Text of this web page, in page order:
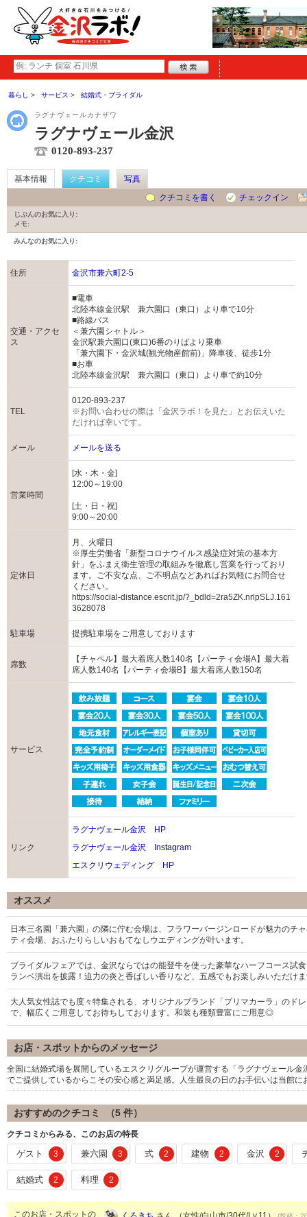
暮らし サービス 結婚式・ブライダル
ラグナヴェールカナザワ
ラグナヴェール金沢
0120-893-237
基本情報 クチコミ
写真
クチコミを書く
チェックイン
じぶんのお気に入り:
メモ:
みんなのお気に入り:
住所 金沢市兼六町2-5
交通・アクセ
ス
■電車
北陸本線金沢駅 兼六園口（東口）より車で10分
■路線バス
＜兼六園シャトル＞
金沢駅兼六園口(東口)6番のりばより乗車
「兼六園下・金沢城(観光物産館前)」降車後、徒歩1分
■お車
北陸本線金沢駅 兼六園口（東口）より車で約10分
TEL
0120-893-237
※お問い合わせの際は「金沢ラボ！を見た」とお伝えいた
だければ幸いです。
メール メールを送る
営業時間
[水・木・金]
12:00～19:00
[土・日・祝]
9:00～20:00
定休日
月、火曜日
※厚生労働省「新型コロナウイルス感染症対策の基本方
針」をふまえ衛生管理の取組みを徹底し営業を行っており
ます。ご不安な点、ご不明点などあればお気軽にお問合せ
ください。
https://social-distance.escrit.jp/?_bdld=2ra5ZK.nrlpSLJ.161
3628078
駐車場 提携駐車場をご用意しております
席数
【チャペル】最大着席人数140名【パーティ会場A】最大着
席人数140名【パーティ会場B】最大着席人数150名
サービス
リンク
ラグナヴェール金沢 HP
ラグナヴェール金沢 Instagram
エスクリウェディング HP
オススメ
日本三名園「兼六園」の隣に佇む会場は、フラワーバージンロードが魅力のチ
ティ会場、おふたりらしいおもてなしウエディングが叶います。
ブライダルフェアでは、金沢ならではの能登牛を使った豪華なハーフコース試
ランベ演出を披露！迫力の炎と香ばしい香りなど、五感でもお楽しみいただけ
大人気女性誌でも度々特集される、オリジナルブランド「プリマカーラ」の
で、幅広くご用意してお待ちしております。和装も種類豊富にご用意◎
お店・スポットからのメッセージ
全国に結婚式場を展開しているエスクリグループが運営する「ラグナヴェール
でご提供しているからこその安心感と満足感。人生最良の日のお手伝いは当館に
おすすめのクチコミ （5 件）
クチコミからみる、このお店の特長
ゲスト 3 兼六園 3 式 2 建物 2 金沢 2
結婚式 2 料理 2
このお店・スポットの